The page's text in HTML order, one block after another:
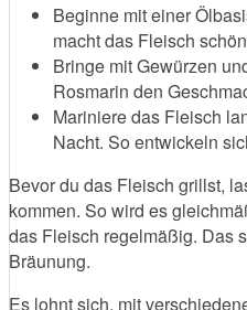
Beginne mit einer
macht das Fleisch
Bringe mit Gewürzen
Rosmarin den
Mariniere das Fleisch
Nacht. So entwickeln
Bevor du das Fleisch grillst,
kommen. So wird es
das Fleisch regelmäßig. Das
Bräunung.
Es lohnt sich, mit